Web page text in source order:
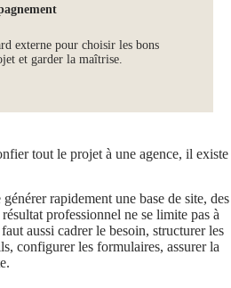
externe pour choisir les bons
et garder la maîtrise.
tout le projet à une agence, il existe
rapidement une base de site, des
professionnel ne se limite pas à
aussi cadrer le besoin, structurer les
configurer les formulaires, assurer la